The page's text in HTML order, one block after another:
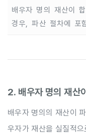
배우자 명의 재산이
경우, 파산 절차에 포
2. 배우자 명의 재산
배우자 명의의 재산이
우자가 재산을 실질적